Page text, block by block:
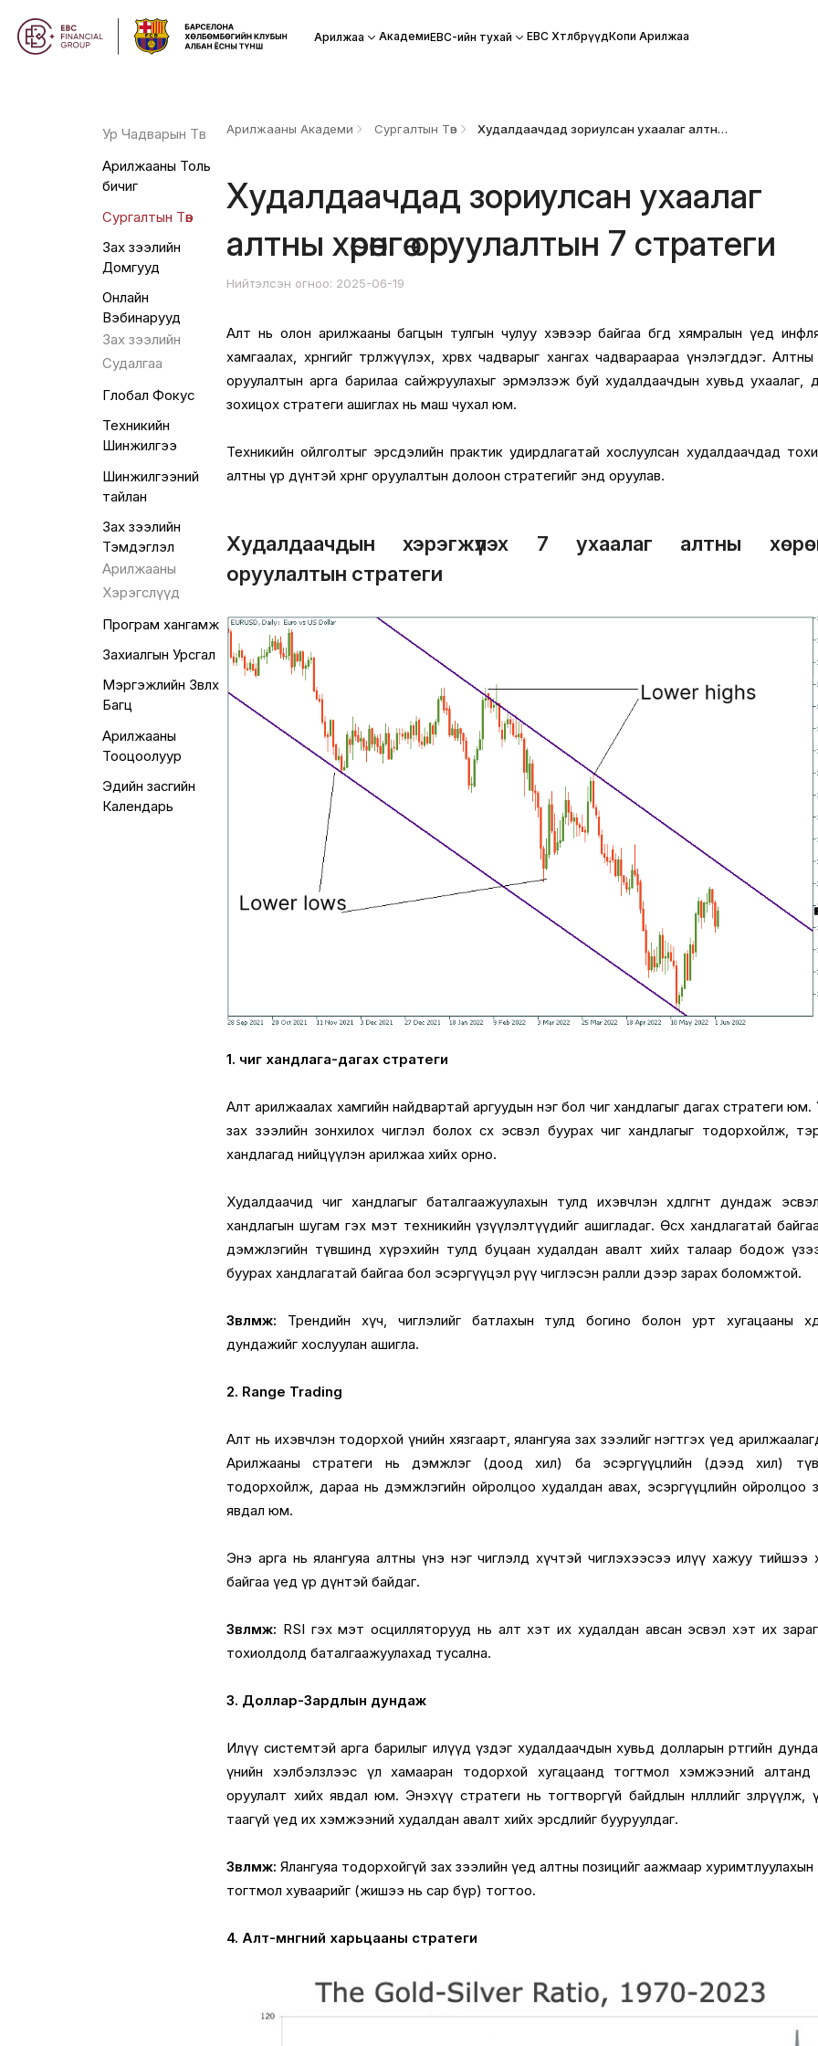
Арилжаа АкадемиEBC-ийн тухай EBC ХөтөлбөрүүдКопи Арилжаа
Ур Чадварын Төв
Арилжааны Толь
бичиг
Сургалтын Төв
Зах зээлийн
Домгууд
Онлайн
Вэбинарууд
Зах зээлийн
Судалгаа
Глобал Фокус
Техникийн
Шинжилгээ
Шинжилгээний
тайлан
Зах зээлийн
Тэмдэглэл
Арилжааны
Хэрэгслүүд
Програм хангамж
Захиалгын Урсгал
Мэргэжлийн Зөвлөх
Багц
Арилжааны
Тооцоолуур
Эдийн засгийн
Календарь
Арилжааны Академи Сургалтын Төв Худалдаачдад зориулсан ухаалаг алтны хөрөнгө оруулалтын 7 стратеги
Худалдаачдад зориулсан ухаалаг
алтны хөрөнгө оруулалтын 7 стратеги
Нийтэлсэн огноо: 2025-06-19
Алт нь олон арилжааны багцын тулгын чулуу хэвээр байгаа бөгөөд хямралын үед
хамгаалах, хөрөнгийг төрөлжүүлэх, хөрвөх чадварыг хангах чадвараараа үнэлэгддэг. Алтны
оруулалтын арга барилаа сайжруулахыг эрмэлзэж буй худалдаачдын хувьд ухаалаг,
зохицох стратеги ашиглах нь маш чухал юм.
Техникийн ойлголтыг эрсдэлийн практик удирдлагатай хослуулсан худалдаачдад
алтны үр дүнтэй хөрөнгө оруулалтын долоон стратегийг энд оруулав.
Худалдаачдын хэрэгжүүлэх 7 ухаалаг алтны
оруулалтын стратеги
1. чиг хандлага-дагах стратеги
Алт арилжаалах хамгийн найдвартай аргуудын нэг бол чиг хандлагыг дагах стратеги юм.
зах зээлийн зонхилох чиглэл болох өсөх эсвэл буурах чиг хандлагыг тодорхойлж,
хандлагад нийцүүлэн арилжаа хийх орно.
Худалдаачид чиг хандлагыг баталгаажуулахын тулд ихэвчлэн хөдөлгөөнт дундаж
хандлагын шугам гэх мэт техникийн үзүүлэлтүүдийг ашигладаг. Өсөх хандлагатай
дэмжлэгийн түвшинд хүрэхийн тулд буцаан худалдан авалт хийх талаар бодож
буурах хандлагатай байгаа бол эсэргүүцэл рүү чиглэсэн ралли дээр зарах боломжтой.
Зөвлөмж: Трендийн хүч, чиглэлийг батлахын тулд богино болон урт хугацааны
дундажийг хослуулан ашигла.
2. Range Trading
Алт нь ихэвчлэн тодорхой үнийн хязгаарт, ялангуяа зах зээлийг нэгтгэх үед
Арилжааны стратеги нь дэмжлэг (доод хил) ба эсэргүүцлийн (дээд хил)
тодорхойлж, дараа нь дэмжлэгийн ойролцоо худалдан авах, эсэргүүцлийн ойролцоо
явдал юм.
Энэ арга нь ялангуяа алтны үнэ нэг чиглэлд хүчтэй чиглэхээсээ илүү хажуу тийшээ
байгаа үед үр дүнтэй байдаг.
Зөвлөмж: RSI гэх мэт осцилляторууд нь алт хэт их худалдан авсан эсвэл хэт их
тохиолдолд баталгаажуулахад тусална.
3. Доллар-Зардлын дундаж
Илүү системтэй арга барилыг илүүд үздэг худалдаачдын хувьд долларын өртгийн
үнийн хэлбэлзлээс үл хамааран тодорхой хугацаанд тогтмол хэмжээний алтанд
оруулалт хийх явдал юм. Энэхүү стратеги нь тогтворгүй байдлын нөлөөллийг зөөлрүүлж,
таагүй үед их хэмжээний худалдан авалт хийх эрсдлийг бууруулдаг.
Зөвлөмж: Ялангуяа тодорхойгүй зах зээлийн үед алтны позицийг аажмаар хуримтлуулахын
тогтмол хуваарийг (жишээ нь сар бүр) тогтоо.
4. Алт-мөнгөний харьцааны стратеги